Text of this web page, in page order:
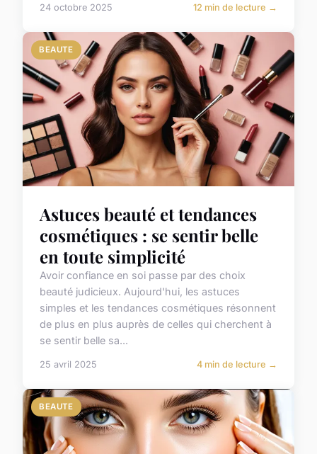
24 octobre 2025 12 min de lecture →
BEAUTE
Astuces beauté et tendances
cosmétiques : se sentir belle
en toute simplicité
Avoir confiance en soi passe par des choix
beauté judicieux. Aujourd'hui, les astuces
simples et les tendances cosmétiques résonnent
de plus en plus auprès de celles qui cherchent à
se sentir belle sa...
25 avril 2025 4 min de lecture →
BEAUTE